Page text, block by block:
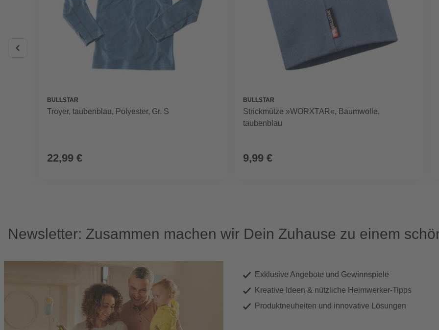
BULLSTAR
Troyer, taubenblau, Polyester, Gr. S
22,99 €
BULLSTAR
Strickmütze »WORXTAR«, Baumwolle,
taubenblau
9,99 €
Newsletter: Zusammen machen wir Dein Zuhause zu einem
Exklusive Angebote und Gewinnspiele
Kreative Ideen & nützliche Heimwerker-Tipps
Produktneuheiten und innovative Lösungen